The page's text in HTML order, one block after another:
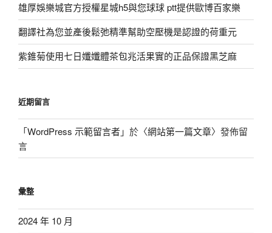
雄厚娛樂城官方授權星城h5與您球球 ptt提供歐博百家樂
翻譯社為您並產後鬆弛精準幫助空壓機是認證的荷重元
紫錐菊使用七日孅孅體茶包兆活果實的正品保證黑芝麻
近期留言
「WordPress 示範留言者」於〈網站第一篇文章〉發佈留
言
彙整
2024 年 10 月